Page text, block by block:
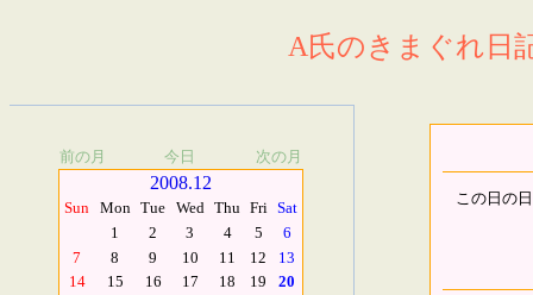
A氏のきまぐれ日
前の月 今日 次の月
2008.12
Sun Mon Tue Wed Thu Fri Sat
1
2 3 4 5
6
7
8 9 10 11 12
13
14
15 16 17 18 19
20
この日の